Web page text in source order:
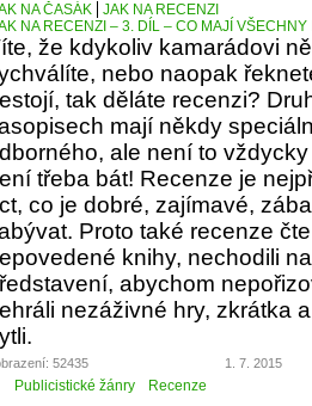
NA ČASÁK
JAK NA RECENZI
NA RECENZI – 3. DÍL – CO MAJÍ
že kdykoliv kamarádovi
nebo naopak
tak děláte recenzi?
mají někdy
ale není to
třeba bát! Recenze je
co je dobré, zajímavé,
Proto také recenze
knihy, nechodili
abychom
nezáživné hry, zkrátka
52435 1. 7. 2015
Publicistické žánry Recenze